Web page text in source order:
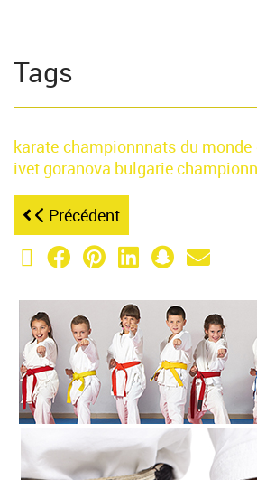
Tags
karate championnnats du monde
ivet goranova bulgarie
Précédent
X (Twitter)
Facebook
Pinterest
LinkedIn
Snapchat
Email